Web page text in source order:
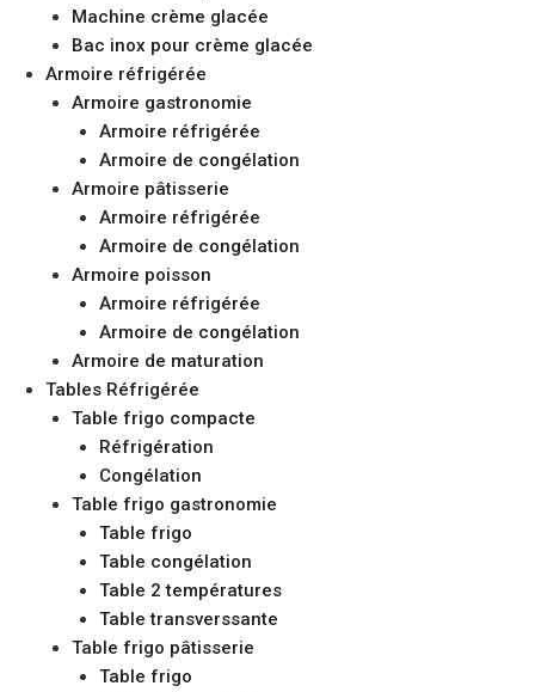
Machine crème glacée
Bac inox pour crème glacée
Armoire réfrigérée
Armoire gastronomie
Armoire réfrigérée
Armoire de congélation
Armoire pâtisserie
Armoire réfrigérée
Armoire de congélation
Armoire poisson
Armoire réfrigérée
Armoire de congélation
Armoire de maturation
Tables Réfrigérée
Table frigo compacte
Réfrigération
Congélation
Table frigo gastronomie
Table frigo
Table congélation
Table 2 températures
Table transverssante
Table frigo pâtisserie
Table frigo